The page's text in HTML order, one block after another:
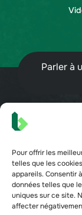
Pour offrir les
telles que les
appareils. Consentir
données telles que
uniques sur ce site.
affecter
Parler à
© 2026 Bueno.